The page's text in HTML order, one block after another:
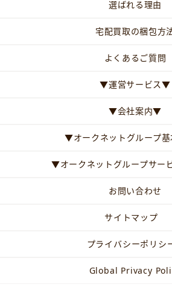
選ばれる理由
宅配買取の梱包方
よくあるご質問
▼運営サービス▼
▼会社案内▼
▼オークネットグループ
▼オークネットグループサー
お問い合わせ
サイトマップ
プライバシーポリシ
Global Privacy